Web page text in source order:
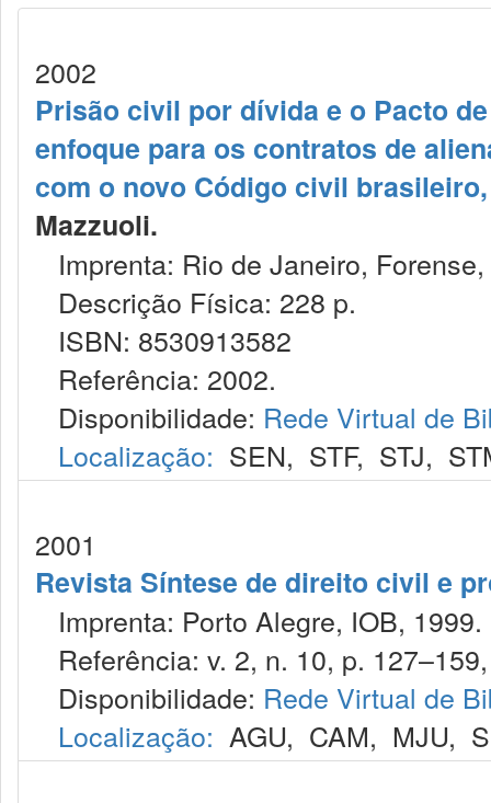
2002
Prisão civil por dívida e o Pacto
enfoque para os contratos de
com o novo Código civil
Mazzuoli.
Imprenta: Rio de Janeiro,
Descrição Física: 228 p.
ISBN: 8530913582
Referência: 2002.
Disponibilidade: Rede Virtual de
Localização: SEN, STF, STJ,
2001
Revista Síntese de direito civil e
Imprenta: Porto Alegre, IOB, 1999.
Referência: v. 2, n. 10, p.
Disponibilidade: Rede Virtual de
Localização: AGU, CAM, MJU,